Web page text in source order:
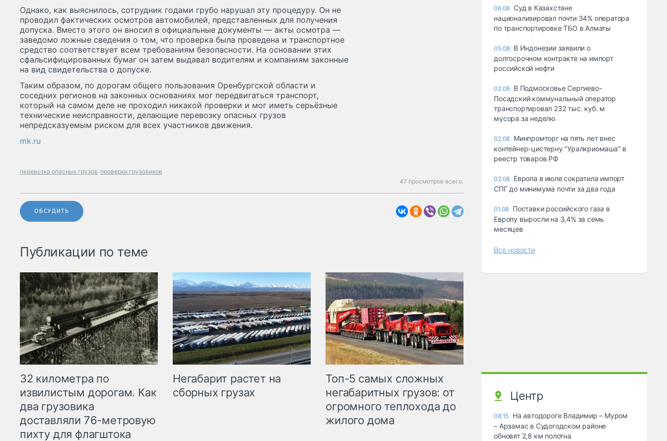
Однако, как выяснилось, сотрудник годами грубо нарушал эту процедуру. Он не
проводил фактических осмотров автомобилей, представленных для получения
допуска. Вместо этого он вносил в официальные документы — акты осмотра —
заведомо ложные сведения о том, что проверка была проведена и транспортное
средство соответствует всем требованиям безопасности. На основании этих
сфальсифицированных бумаг он затем выдавал водителям и компаниям законные
на вид свидетельства о допуске.
Таким образом, по дорогам общего пользования Оренбургской области и
соседних регионов на законных основаниях мог передвигаться транспорт,
который на самом деле не проходил никакой проверки и мог иметь серьёзные
технические неисправности, делающие перевозку опасных грузов
непредсказуемым риском для всех участников движения.
mk.ru
перевозка опасных грузов проверки грузовиков
47 просмотров всего.
ОБСУДИТЬ
Публикации по теме
32 километра по
извилистым дорогам. Как
два грузовика
доставляли 76-метровую
пихту для флагштока
Негабарит растет на
сборных грузах
Топ-5 самых сложных
негабаритных грузов: от
огромного теплохода до
жилого дома
06.08 Суд в Казахстане
национализировал почти 34% оператора
по транспортировке ТБО в Алматы
05.08 В Индонезии заявили о
долгосрочном контракте на импорт
российской нефти
02.08 В Подмосковье Сергиево-
Посадский коммунальный оператор
транспортировал 232 тыс. куб. м
мусора за неделю
02.08 Минпромторг на пять лет внес
контейнер-цистерну "Уралкриомаша" в
реестр товаров РФ
02.08 Европа в июле сократила импорт
СПГ до минимума почти за два года
01.08 Поставки российского газа в
Европу выросли на 3,4% за семь
месяцев
Все новости
Центр
08:15 На автодороге Владимир – Муром
– Арзамас в Судогодском районе
обновят 2,8 км полотна